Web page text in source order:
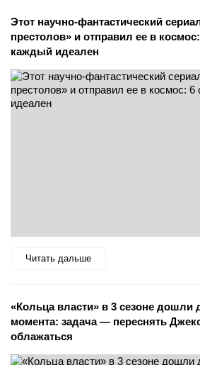
Этот научно-фантастический
престолов» и отправил ее в
каждый идеален
Читать дальше
«Кольца власти» в 3 сезоне дошли
момента: задача — переснять
облажаться